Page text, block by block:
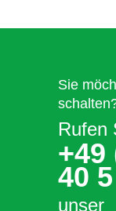
Sie
Rufen
+49
40 5
unser